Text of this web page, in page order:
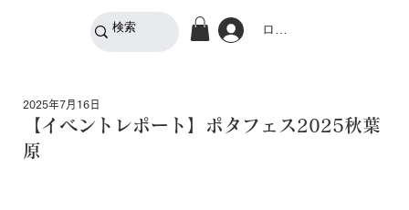
ログイン
【イベントレポート】ポタフェス2025秋葉
原
2025年7月16日